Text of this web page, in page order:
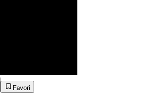
Favori